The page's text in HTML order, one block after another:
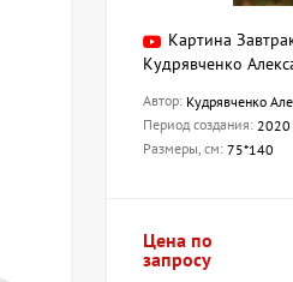
Картина
Кудрявченко
Автор: Кудрявченко
Период создания: 2020
Размеры, см: 75*140
Цена по
запросу